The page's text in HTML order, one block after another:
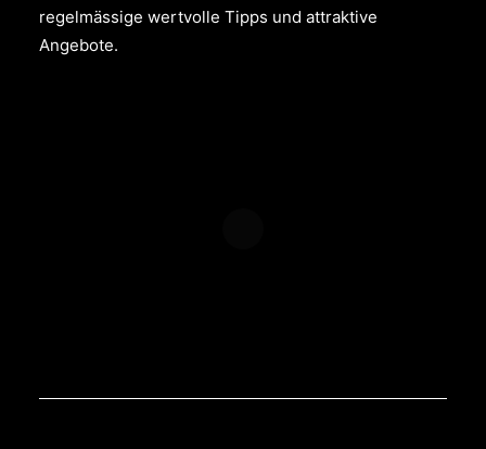
regelmässige wertvolle Tipps und attraktive
Angebote.